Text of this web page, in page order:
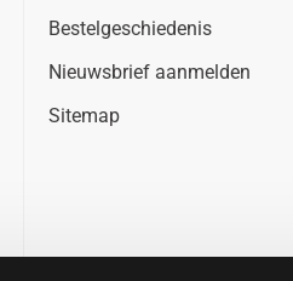
Bestelgeschiedenis
Nieuwsbrief aanmelden
Sitemap